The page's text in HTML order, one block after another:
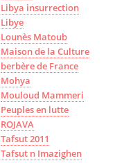
Libya insurrection
Libye
Lounès Matoub
Maison de la Culture
berbère de France
Mohya
Mouloud Mammeri
Peuples en lutte
ROJAVA
Tafsut 2011
Tafsut n Imazighen